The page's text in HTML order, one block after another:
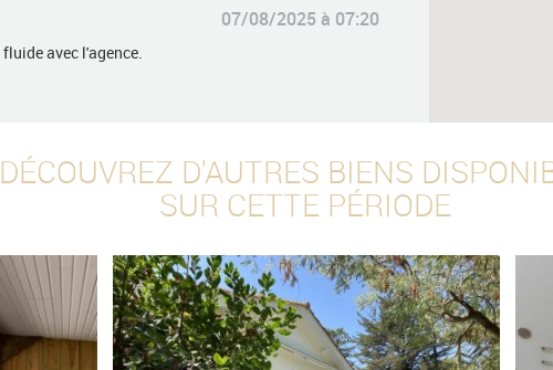
07/08/2025 à 07:20
avec l'agence.
02/09/2024 à 08:17
22/08/2023 à 08:00
DÉCOUVREZ D'AUTRES BIENS
SUR CETTE PÉRIODE